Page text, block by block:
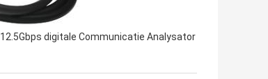
12.5Gbps digitale Communicatie Analysator